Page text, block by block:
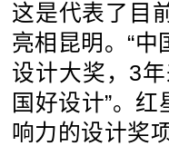
这是代表了目
亮相昆明。“
设计大奖，3
国好设计”。
响力的设计奖